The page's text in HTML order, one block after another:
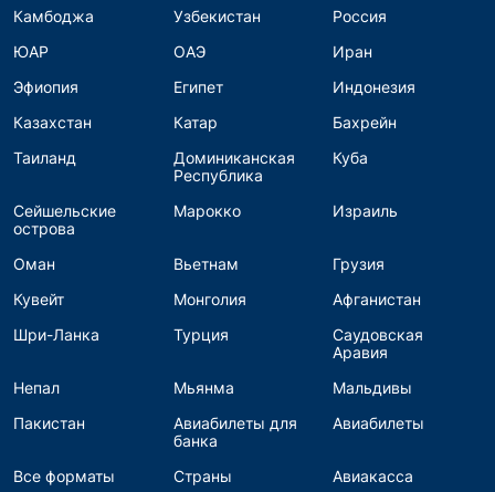
Камбоджа
Узбекистан
Россия
ЮАР
ОАЭ
Иран
Эфиопия
Египет
Индонезия
Казахстан
Катар
Бахрейн
Таиланд
Доминиканская
Республика
Куба
Сейшельские
острова
Марокко Израиль
Оман Вьетнам
Грузия
Кувейт
Монголия
Афганистан
Шри-Ланка
Турция
Саудовская
Аравия
Непал
Мьянма
Мальдивы
Пакистан
Авиабилеты для
банка
Авиабилеты
Все форматы Страны
Авиакасса